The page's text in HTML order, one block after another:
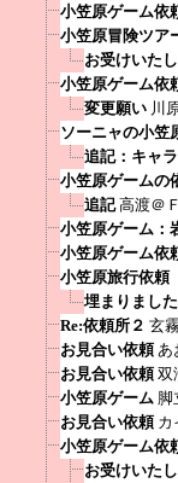
小笠原ゲーム
小笠原冒険ツア
お受けいた
小笠原ゲーム依
変更願い 川
ソーニャの小笠
追記：キャ
小笠原ゲームの
追記 高渡＠
小笠原ゲーム：
小笠原ゲーム依
小笠原旅行依
埋まりました
Re:依頼所２ 玄
お見合い依頼 あ
お見合い依頼 双
小笠原ゲーム 脚
お見合い依頼 カ
小笠原ゲーム依
お受けいたし